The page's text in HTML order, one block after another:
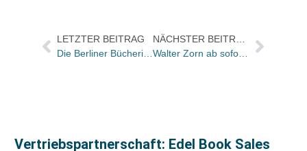
LETZTER BEITRAG
Die Berliner Bücherinseln zu Gast bei Ute Krause
NÄCHSTER BEITRAG
Walter Zorn ab sofort im Außendienst von Travel House Media
Vertriebspartnerschaft: Edel Book Sales